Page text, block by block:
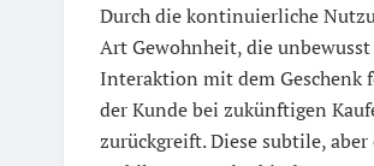
Durch die kontinuierliche
Art Gewohnheit, die
Interaktion mit dem Geschenk
der Kunde bei zukünftigen
zurückgreift. Diese subtile,